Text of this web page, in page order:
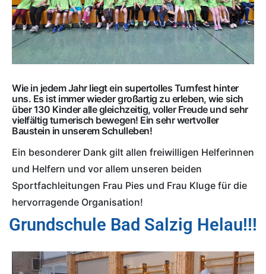
Wie in jedem Jahr liegt ein supertolles Turnfest hinter
uns. Es ist immer wieder großartig zu erleben, wie sich
über 130 Kinder alle gleichzeitig, voller Freude und sehr
vielfältig turnerisch bewegen! Ein sehr wertvoller
Baustein in unserem Schulleben!
Ein besonderer Dank gilt allen freiwilligen Helferinnen
und Helfern und vor allem unseren beiden
Sportfachleitungen Frau Pies und Frau Kluge für die
hervorragende Organisation!
Grundschule Bad Salzig Helau!!!